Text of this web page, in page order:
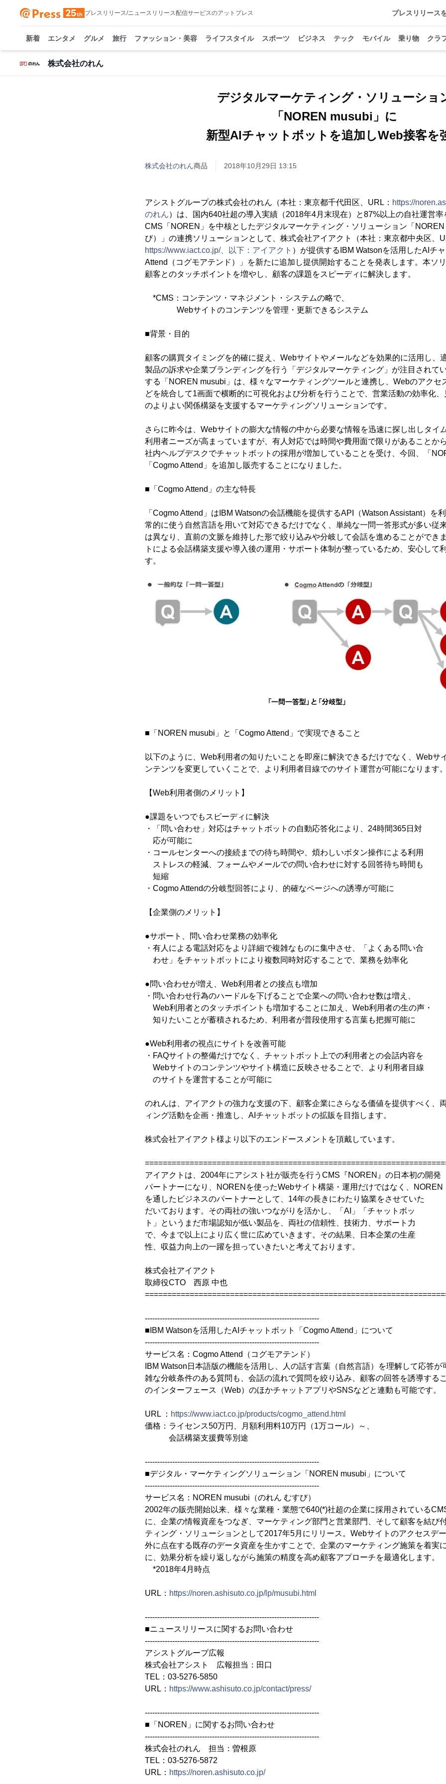
プレスリリース/ニュースリリース配信サービスのアットプレス プレスリリース
新着 エンタメ グルメ 旅行 ファッション・美容 ライフスタイル スポーツ ビジネス テック モバイル 乗り物 クラ
株式会社のれん
デジタルマーケティング・ソリューショ
「NOREN musubi」に
新型AIチャットボットを追加しWeb接客を
株式会社のれん商品 2018年10月29日 13:15
アシストグループの株式会社のれん（本社：東京都千代田区、URL： https://
のれん）は、国内640社超の導入実績（2018年4月末現在）と87%以上の自社運営率
CMS「NOREN」を中核としたデジタルマーケティング・ソリューション「
び）」の連携ソリューションとして、株式会社アイアクト（本社：東京都中央区、
https://www.iact.co.jp/、以下：アイアクト ）が提供するIBM Watsonを活用したAIチ
Attend（コグモアテンド）」を新たに追加し提供開始することを発表します。本ソ
顧客とのタッチポイントを増やし、顧客の課題をスピーディに解決します。
*CMS：コンテンツ・マネジメント・システムの略で、
Webサイトのコンテンツを管理・更新できるシステム
■背景・目的
顧客の購買タイミングを的確に捉え、Webサイトやメールなどを効果的に活用し、
製品の訴求や企業ブランディングを行う「デジタルマーケティング」が注目されて
する「NOREN musubi」は、様々なマーケティングツールと連携し、Webのアクセ
どを統合して1画面で横断的に可視化および分析を行うことで、営業活動の効率化
のよりよい関係構築を支援するマーケティングソリューションです。
さらに昨今は、Webサイトの膨大な情報の中から必要な情報を迅速に探し出しタイ
利用者ニーズが高まっていますが、有人対応では時間や費用面で限りがあることか
社内ヘルプデスクでチャットボットの採用が増加していることを受け、今回、「
「Cogmo Attend」を追加し販売することになりました。
■「Cogmo Attend」の主な特長
「Cogmo Attend」はIBM Watsonの会話機能を提供するAPI（Watson Assistant）を
常的に使う自然言語を用いて対応できるだけでなく、単純な一問一答形式が多い従
は異なり、直前の文脈を維持した形で絞り込みや分岐して会話を進めることができ
トによる会話構築支援や導入後の運用・サポート体制が整っているため、安心して
す。
■「NOREN musubi」と「Cogmo Attend」で実現できること
以下のように、Web利用者の知りたいことを即座に解決できるだけでなく、Webサ
ンテンツを変更していくことで、より利用者目線でのサイト運営が可能になります。
【Web利用者側のメリット】
●課題をいつでもスピーディに解決
・「問い合わせ」対応はチャットボットの自動応答化により、24時間365日対
応が可能に
・コールセンターへの接続までの待ち時間や、煩わしいボタン操作による利用
ストレスの軽減、フォームやメールでの問い合わせに対する回答待ち時間も
短縮
・Cogmo Attendの分岐型回答により、的確なページへの誘導が可能に
【企業側のメリット】
●サポート、問い合わせ業務の効率化
・有人による電話対応をより詳細で複雑なものに集中させ、「よくある問い合
わせ」をチャットボットにより複数同時対応することで、業務を効率化
●問い合わせが増え、Web利用者との接点も増加
・問い合わせ行為のハードルを下げることで企業への問い合わせ数は増え、
Web利用者とのタッチポイントも増加することに加え、Web利用者の生の声・
知りたいことが蓄積されるため、利用者が普段使用する言葉も把握可能に
●Web利用者の視点にサイトを改善可能
・FAQサイトの整備だけでなく、チャットボット上での利用者との会話内容を
Webサイトのコンテンツやサイト構造に反映させることで、より利用者目線
のサイトを運営することが可能に
のれんは、アイアクトの強力な支援の下、顧客企業にさらなる価値を提供すべく、
ィング活動を企画・推進し、AIチャットボットの拡販を目指します。
株式会社アイアクト様より以下のエンドースメントを頂戴しています。
アイアクトは、2004年にアシスト社が販売を行うCMS『NOREN』の日本初の開発
パートナーになり、NORENを使ったWebサイト構築・運用だけではなく、NOREN
を通したビジネスのパートナーとして、14年の長きにわたり協業をさせていた
だいております。その両社の強いつながりを活かし、「AI」「チャットボッ
ト」というまだ市場認知が低い製品を、両社の信頼性、技術力、サポート力
で、今まで以上により広く世に広めていきます。その結果、日本企業の生産
性、収益力向上の一躍を担っていきたいと考えております。
株式会社アイアクト
取締役CTO 西原 中也
----------------------------------------------------------------------
■IBM Watsonを活用したAIチャットボット「Cogmo Attend」について
----------------------------------------------------------------------
サービス名：Cogmo Attend（コグモアテンド）
IBM Watson日本語版の機能を活用し、人の話す言葉（自然言語）を理解して応答が
雑な分岐条件のある質問も、会話の流れで質問を絞り込み、顧客の回答を誘導する
のインターフェース（Web）のほかチャットアプリやSNSなどと連動も可能です。
URL ： https://www.iact.co.jp/products/cogmo_attend.html
価格：ライセンス50万円、月額利用料10万円（1万コール）～、
会話構築支援費等別途
----------------------------------------------------------------------
■デジタル・マーケティングソリューション「NOREN musubi」について
----------------------------------------------------------------------
サービス名：NOREN musubi（のれん むすび）
2002年の販売開始以来、様々な業種・業態で640(*)社超の企業に採用されている
に、企業の情報資産をつなぎ、マーケティング部門と営業部門、そして顧客を結び
ティング・ソリューションとして2017年5月にリリース。Webサイトのアクセスデ
外に点在する既存のデータ資産を生かすことで、企業のマーケティング施策を着実
に、効果分析を繰り返しながら施策の精度を高め顧客アプローチを最適化します。
*2018年4月時点
URL： https://noren.ashisuto.co.jp/lp/musubi.html
----------------------------------------------------------------------
■ニュースリリースに関するお問い合わせ
----------------------------------------------------------------------
アシストグループ広報
株式会社アシスト 広報担当：田口
TEL：03-5276-5850
URL： https://www.ashisuto.co.jp/contact/press/
----------------------------------------------------------------------
■「NOREN」に関するお問い合わせ
----------------------------------------------------------------------
株式会社のれん 担当：曽根原
TEL：03-5276-5872
URL： https://noren.ashisuto.co.jp/